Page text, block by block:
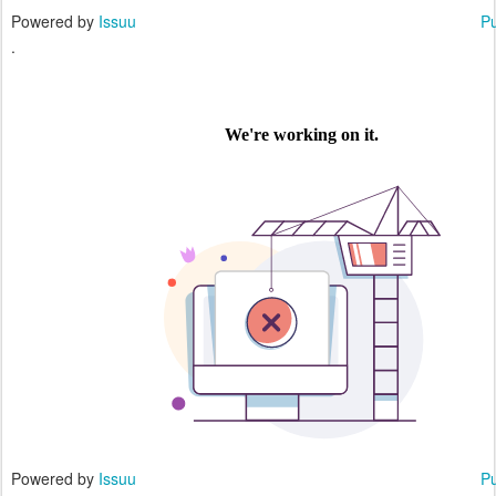
Powered by Issuu
.
Powered by Issuu